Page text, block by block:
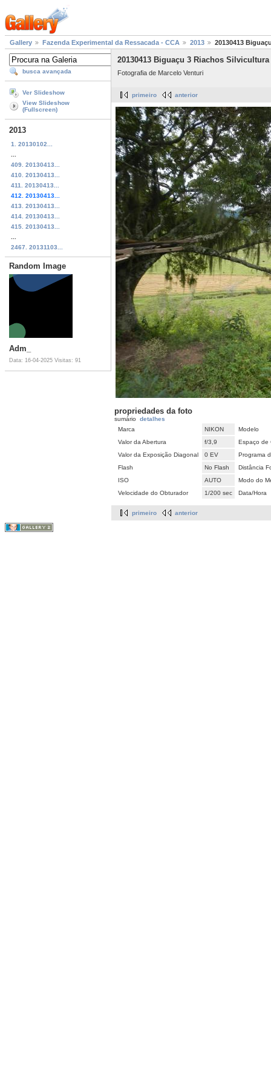
Gallery Fazenda Experimental da Ressacada - CCA 2013 20130413
busca avançada
Ver Slideshow
View Slideshow
(Fullscreen)
2013
1. 20130102...
409. 20130413...
410. 20130413...
411. 20130413...
412. 20130413...
413. 20130413...
414. 20130413...
415. 20130413...
2467. 20131103...
Random Image
Adm_
Data: 16-04-2025 Visitas: 91
20130413 Biguaçu 3 Riachos
Fotografia de Marcelo Venturi
primeiro anterior
propriedades da foto
sumário detalhes
Marca
NIKON
Modelo
Valor da Abertura
f/3,9
Espaço de
Valor da Exposição Diagonal
0 EV
Programa
Flash
No Flash
Distância
ISO
AUTO
Modo do
Velocidade do Obturador
1/200 sec Data/Hora
primeiro anterior